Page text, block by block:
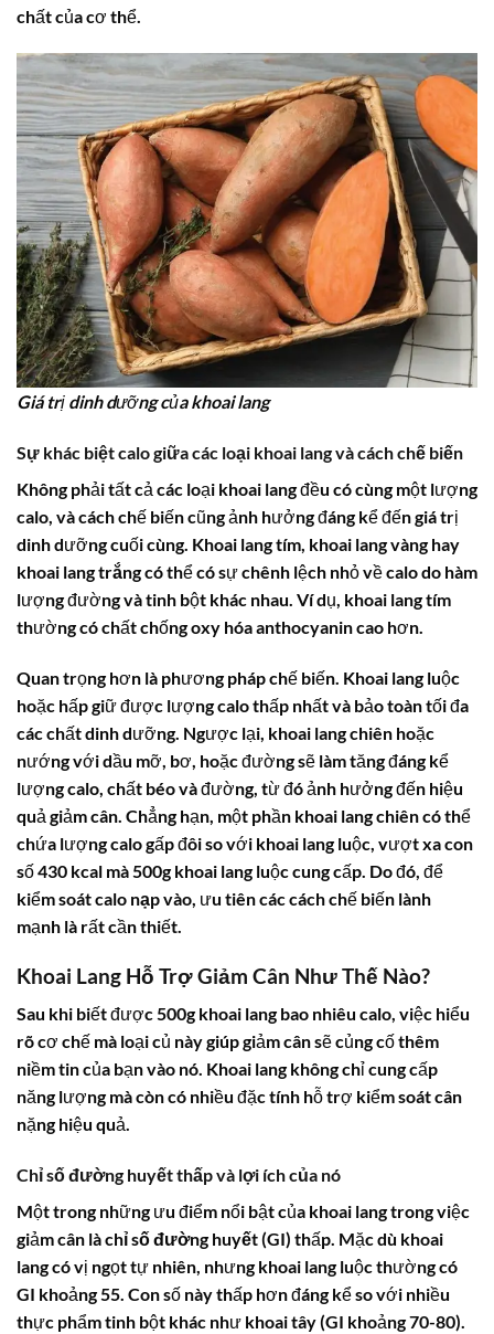
chất của cơ thể.
Giá trị dinh dưỡng của khoai lang
Sự khác biệt calo giữa các loại khoai lang và cách chế biến
Không phải tất cả các loại khoai lang đều có cùng một lượng
calo, và cách chế biến cũng ảnh hưởng đáng kể đến giá trị
dinh dưỡng cuối cùng. Khoai lang tím, khoai lang vànghay
khoai lang trắngcó thể có sự chênh lệch nhỏ về calo do hàm
lượng đường và tinh bột khác nhau. Ví dụ, khoai lang tím
thường có chất chống oxy hóa anthocyanin cao hơn.
Quan trọng hơn là phương pháp chế biến. Khoai lang luộc
hoặc hấp giữ được lượng calo thấp nhất và bảo toàn tối đa
các chất dinh dưỡng. Ngược lại, khoai lang chiên hoặc
nướng với dầu mỡ, bơ, hoặc đường sẽ làm tăng đáng kể
lượng calo, chất béo và đường, từ đó ảnh hưởng đến hiệu
quả giảm cân. Chẳng hạn, một phần khoai lang chiêncó thể
chứa lượng calo gấp đôi so với khoai lang luộc, vượt xa con
số430 kcal mà 500g khoai lang luộc cung cấp. Do đó, để
kiểm soátcalo nạp vào, ưu tiên các cách chế biến lành
mạnh là rất cần thiết.
Khoai Lang Hỗ Trợ Giảm Cân Như Thế Nào?
Sau khi biết được500g khoai lang bao nhiêu calo, việc hiểu
rõ cơ chế mà loại củ này giúp giảm cân sẽ củng cố thêm
niềm tin của bạn vào nó. Khoai lang không chỉ cung cấp
năng lượng mà còn có nhiều đặc tính hỗ trợ kiểm soát cân
nặng hiệu quả.
Chỉ số đường huyết thấp và lợi ích của nó
Một trong những ưu điểm nổi bật của khoai lang trong việc
giảm cân làchỉ số đường huyết (GI) thấp. Mặc dù khoai
lang có vị ngọt tự nhiên, nhưng khoai lang luộc thường có
GI khoảng 55. Con số này thấp hơn đáng kể so với nhiều
thực phẩm tinh bột khác như khoai tây (GI khoảng 70-80).